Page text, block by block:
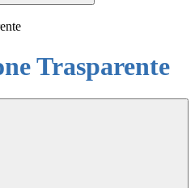
Trasparente